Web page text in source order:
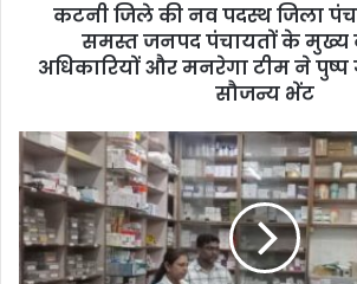
कटनी जिले की नव पदस्थ जिला
समस्त जनपद पंचायतों के मुख्य
अधिकारियों और मनरेगा टीम ने
सौजन्य भेंट